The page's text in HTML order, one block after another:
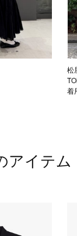
松
着
アイテム